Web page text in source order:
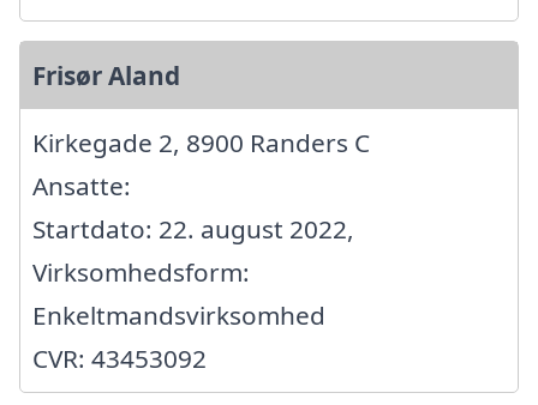
Frisør Aland
Kirkegade 2, 8900 Randers C
Ansatte:
Startdato: 22. august 2022,
Virksomhedsform:
Enkeltmandsvirksomhed
CVR: 43453092